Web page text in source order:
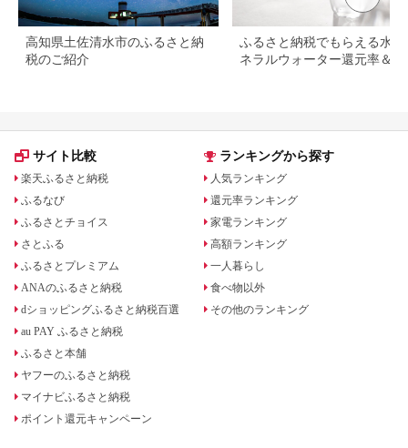
高知県土佐清水市のふるさと納
税のご紹介
ふるさと納税でもらえる水・
ネラルウォーター還元率＆レ
サイト比較
楽天ふるさと納税
ふるなび
ふるさとチョイス
さとふる
ふるさとプレミアム
ANAのふるさと納税
dショッピングふるさと納税百選
au PAY ふるさと納税
ふるさと本舗
ヤフーのふるさと納税
マイナビふるさと納税
ポイント還元キャンペーン
ランキングから探す
人気ランキング
還元率ランキング
家電ランキング
高額ランキング
一人暮らし
食べ物以外
その他のランキング